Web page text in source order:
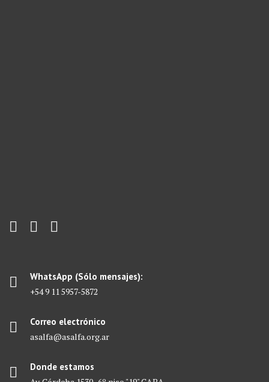
WhatsApp (Sólo mensajes):
+54 9 11 5957-5872
Correo electrónico
asalfa@asalfa.org.ar
Donde estamos